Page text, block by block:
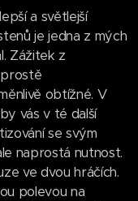
a světlejší
je jedna z mých
Zážitek z
obtížné. V
vás v té další
se svým
naprostá nutnost.
ve dvou hráčích.
polevou na